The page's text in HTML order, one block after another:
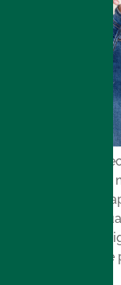
Pele após
ajudar na
emagrecer pode
especialmente
forma rápida ou
é saudável, a